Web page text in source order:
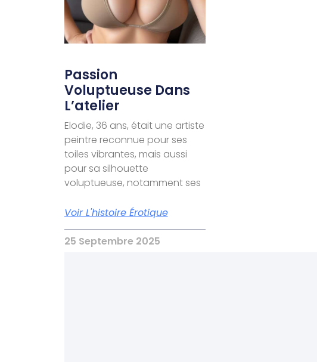
Passion
Voluptueuse Dans
L’atelier
Elodie, 36 ans, était une artiste
peintre reconnue pour ses
toiles vibrantes, mais aussi
pour sa silhouette
voluptueuse, notamment ses
Voir L'histoire Érotique
25 Septembre 2025